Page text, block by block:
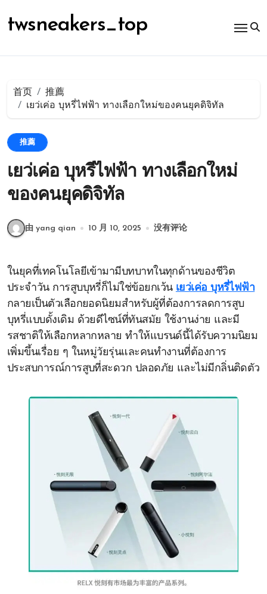
容
twsneakers_top
首页
推薦
เยว่เค่อ บุหรี่ไฟฟ้า ทางเลือกใหม่ของคนยุคดิจิทัล
推薦
เยว่เค่อ บุหรี่ไฟฟ้า ทางเลือกใหม่
ของคนยุคดิจิทัล
由 yang qian 10 月 10, 2025 没有评论
ในยุคที่เทคโนโลยีเข้ามามีบทบาทในทุกด้านของชีวิต
ประจำวัน การสูบบุหรี่ก็ไม่ใช่ข้อยกเว้น เยว่เค่อ บุหรี่ไฟฟ้า
กลายเป็นตัวเลือกยอดนิยมสำหรับผู้ที่ต้องการลดการสูบ
บุหรี่แบบดั้งเดิม ด้วยดีไซน์ที่ทันสมัย ใช้งานง่าย และมี
รสชาติให้เลือกหลากหลาย ทำให้แบรนด์นี้ได้รับความนิยม
เพิ่มขึ้นเรื่อย ๆ ในหมู่วัยรุ่นและคนทำงานที่ต้องการ
ประสบการณ์การสูบที่สะดวก ปลอดภัย และไม่มีกลิ่นติดตัว